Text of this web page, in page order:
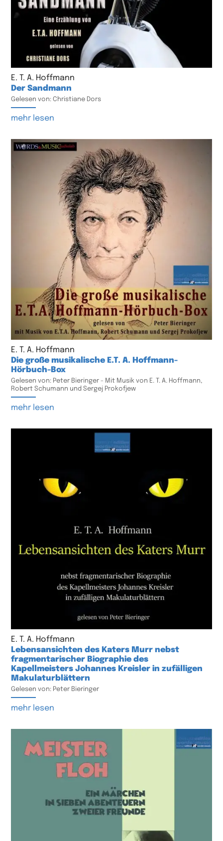
E. T. A. Hoffmann
Der Sandmann
Gelesen von: Christiane Dors
mehr lesen
E. T. A. Hoffmann
Die große musikalische E.T. A. Hoffmann-
Hörbuch-Box
Gelesen von: Peter Bieringer - Mit Musik von E. T. A. Hoffmann,
Robert Schumann und Sergej Prokofjew
mehr lesen
E. T. A. Hoffmann
Lebensansichten des Katers Murr nebst
fragmentarischer Biographie des
Kapellmeisters Johannes Kreisler in zufälligen
Makulaturblättern
Gelesen von: Peter Bieringer
mehr lesen